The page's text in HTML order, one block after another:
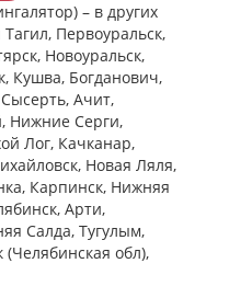
– в других
Первоуральск,
Новоуральск,
Кушва, Богданович,
Ачит,
Нижние Cерги,
Лог, Качканар,
Новая Ляля,
Карпинск, Нижняя
Арти,
Салда, Тугулым,
обл),